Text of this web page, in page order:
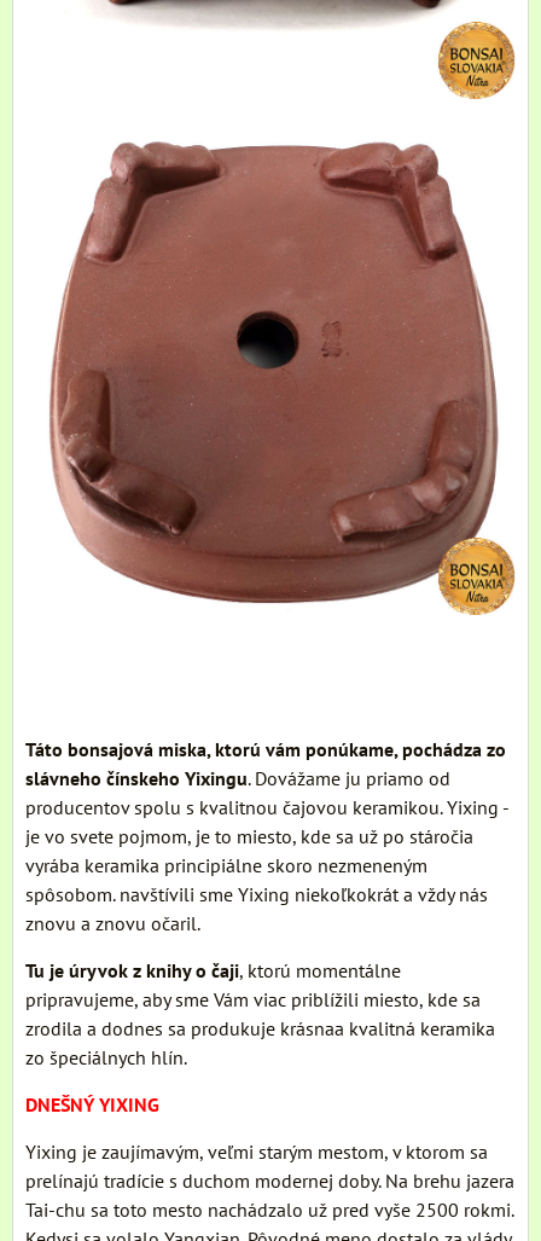
Táto bonsajová miska, ktorú vám ponúkame, pochádza zo
slávneho čínskeho Yixingu. Dovážame ju priamo od
producentov spolu s kvalitnou čajovou keramikou. Yixing -
je vo svete pojmom, je to miesto, kde sa už po stáročia
vyrába keramika principiálne skoro nezmeneným
spôsobom. navštívili sme Yixing niekoľkokrát a vždy nás
znovu a znovu očaril.
Tu je úryvok z knihy o čaji, ktorú momentálne
pripravujeme, aby sme Vám viac priblížili miesto, kde sa
zrodila a dodnes sa produkuje krásnaa kvalitná keramika
zo špeciálnych hlín.
DNEŠNÝ YIXING
Yixing je zaujímavým, veľmi starým mestom, v ktorom sa
prelínajú tradície s duchom modernej doby. Na brehu jazera
Tai-chu sa toto mesto nachádzalo už pred vyše 2500 rokmi.